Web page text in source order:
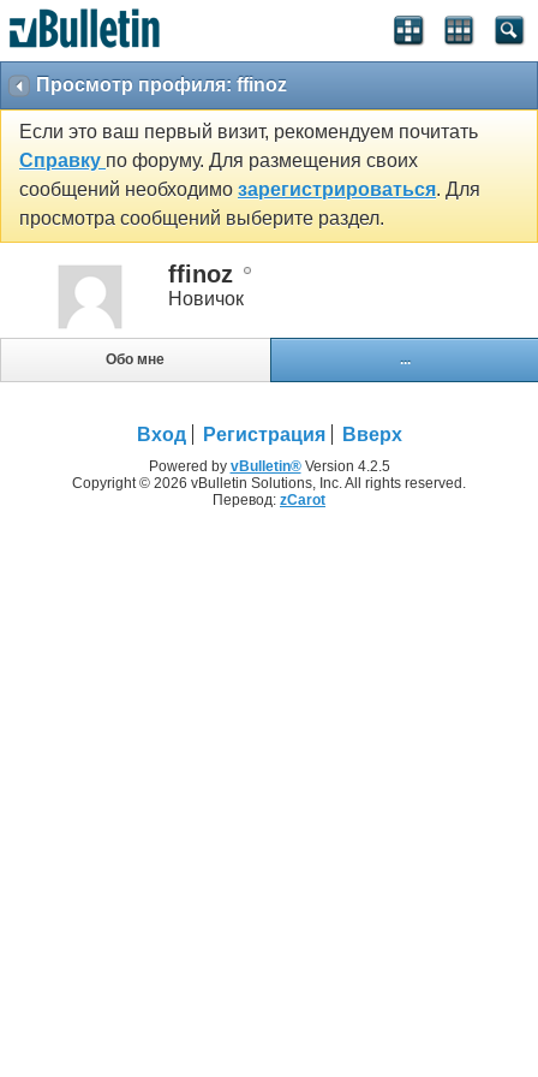
Просмотр профиля: ffinoz
Если это ваш первый визит, рекомендуем почитать
Справку по форуму. Для размещения своих
сообщений необходимо зарегистрироваться. Для
просмотра сообщений выберите раздел.
ffinoz
Новичок
Обо мне ...
Вход Регистрация Вверх
Powered by vBulletin®Version 4.2.5
Copyright © 2026 vBulletin Solutions, Inc. All rights reserved.
Перевод: zCarot